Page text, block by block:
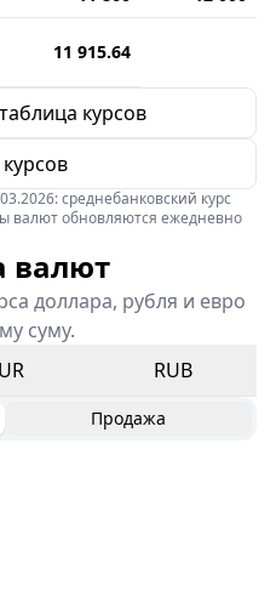
11 915.64
курсов
среднебанковский курс
валют обновляются ежедневно
валют
доллара, рубля и евро
суму.
RUB
Продажа